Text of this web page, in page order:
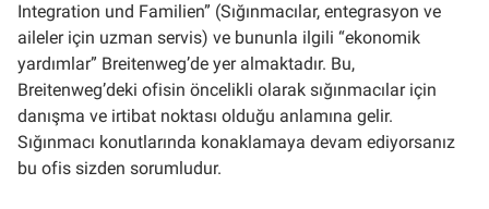
Integration und Familien” (Sığınmacılar, entegrasyon ve
aileler için uzman servis) ve bununla ilgili “ekonomik
yardımlar” Breitenweg’de yer almaktadır. Bu,
Breitenweg’deki ofisin öncelikli olarak sığınmacılar için
danışma ve irtibat noktası olduğu anlamına gelir.
Sığınmacı konutlarında konaklamaya devam ediyorsanız
bu ofis sizden sorumludur.